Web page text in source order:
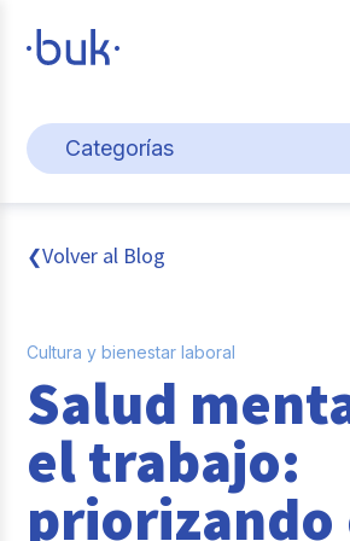
Perú
Categorías
Cultura y bienestar laboral
Gestión de personas
Pago de nómina
Buk
Transformación digital
Tendencias y Data
❮Volver al Blog
Cultura y bienestar laboral
Salud
el trabajo:
priorizando